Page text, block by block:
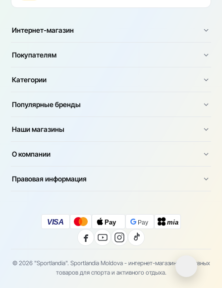
Интернет-магазин
Покупателям
Категории
Популярные бренды
Наши магазины
О компании
Правовая информация
VISA Pay Pay mia
© 2026 "Sportlandia". Sportlandia Moldova - интернет-магазин спортивных
товаров для спорта и активного отдыха.